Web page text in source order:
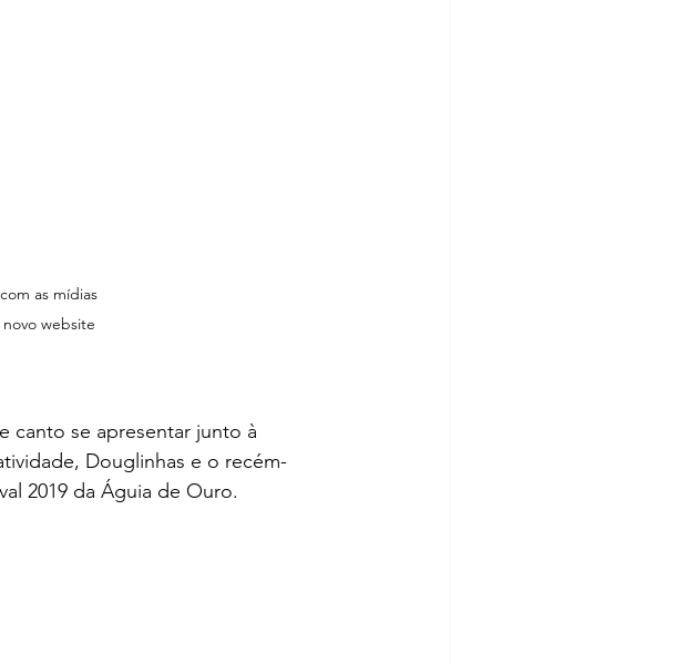
as mídias
website
canto se apresentar junto à
Douglinhas e o recém-
2019 da Águia de Ouro.